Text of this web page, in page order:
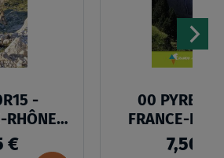
-
RHÔNE-
€
00
FRANCE-
7,50 €